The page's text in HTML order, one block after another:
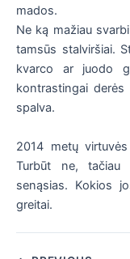
mados.
Ne ką mažiau
tamsūs stalviršiai.
kvarco ar juodo
kontrastingai
spalva.
2014 metų
Turbūt ne, tačiau
senąsias. Kokios
greitai.